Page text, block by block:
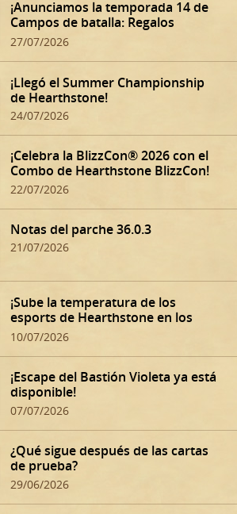
¡Anunciamos la temporada 14 de
Campos de batalla: Regalos
oscuros de Dalaran!
27/07/2026
¡Llegó el Summer Championship
de Hearthstone!
24/07/2026
¡Celebra la BlizzCon® 2026 con el
Combo de Hearthstone BlizzCon!
22/07/2026
Notas del parche 36.0.3
21/07/2026
¡Sube la temperatura de los
esports de Hearthstone en los
Summer Playoffs!
10/07/2026
¡Escape del Bastión Violeta ya está
disponible!
07/07/2026
¿Qué sigue después de las cartas
de prueba?
29/06/2026